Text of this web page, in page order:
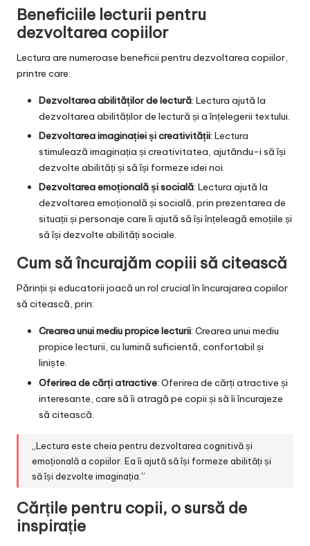
Beneficiile lecturii pentru
dezvoltarea copiilor
Lectura are numeroase beneficii pentru dezvoltarea copiilor,
printre care:
Dezvoltarea abilităților de lectură: Lectura ajută la
dezvoltarea abilităților de lectură și a înțelegerii textului.
Dezvoltarea imaginației și creativității: Lectura
stimulează imaginația și creativitatea, ajutându-i să își
dezvolte abilități și să își formeze idei noi.
Dezvoltarea emoțională și socială: Lectura ajută la
dezvoltarea emoțională și socială, prin prezentarea de
situații și personaje care îi ajută să își înțeleagă emoțiile și
să își dezvolte abilități sociale.
Cum să încurajăm copiii să citească
Părinții și educatorii joacă un rol crucial în încurajarea copiilor
să citească, prin:
Crearea unui mediu propice lecturii: Crearea unui mediu
propice lecturii, cu lumină suficientă, confortabil și
liniște.
Oferirea de cărți atractive: Oferirea de cărți atractive și
interesante, care să îi atragă pe copii și să îi încurajeze
să citească.
„Lectura este cheia pentru dezvoltarea cognitivă și
emoțională a copiilor. Ea îi ajută să își formeze abilități și
să își dezvolte imaginația.”
Cărțile pentru copii, o sursă de
inspirație